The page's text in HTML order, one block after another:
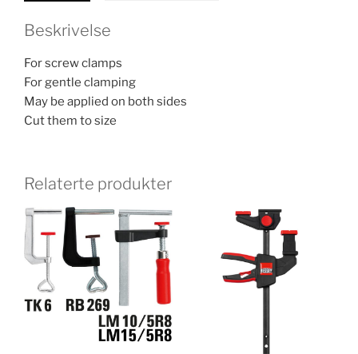
Beskrivelse
For screw clamps
For gentle clamping
May be applied on both sides
Cut them to size
Relaterte produkter